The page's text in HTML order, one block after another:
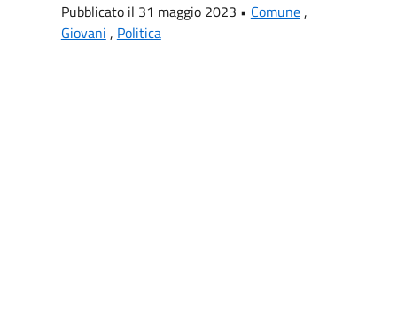
Pubblicato il 31 maggio 2023 • Comune,
Giovani , Politica